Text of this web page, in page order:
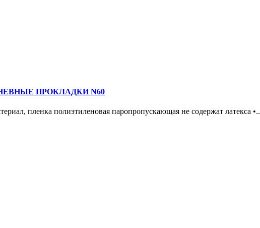
ПРОКЛАДКИ N60
пленка полиэтиленовая паропропускающая не содержат латекса •..